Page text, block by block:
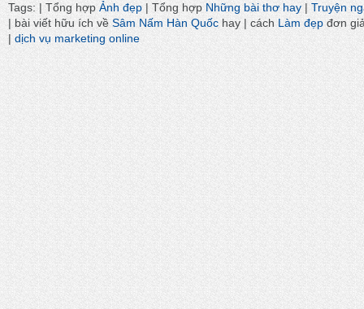
Tags: | Tổng hợp Ảnh đẹp| Tổng hợp Những bài thơ hay | Truyện
| bài viết hữu ích vềSâm Nấm Hàn Quốc hay | cách Làm đẹp đơn
| dịch vụ marketing online